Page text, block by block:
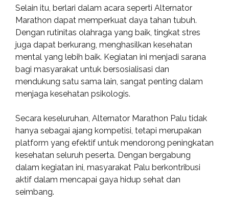
Selain itu, berlari dalam acara seperti Alternator
Marathon dapat memperkuat daya tahan tubuh.
Dengan rutinitas olahraga yang baik, tingkat stres
juga dapat berkurang, menghasilkan kesehatan
mental yang lebih baik. Kegiatan ini menjadi sarana
bagi masyarakat untuk bersosialisasi dan
mendukung satu sama lain, sangat penting dalam
menjaga kesehatan psikologis.
Secara keseluruhan, Alternator Marathon Palu tidak
hanya sebagai ajang kompetisi, tetapi merupakan
platform yang efektif untuk mendorong peningkatan
kesehatan seluruh peserta. Dengan bergabung
dalam kegiatan ini, masyarakat Palu berkontribusi
aktif dalam mencapai gaya hidup sehat dan
seimbang.